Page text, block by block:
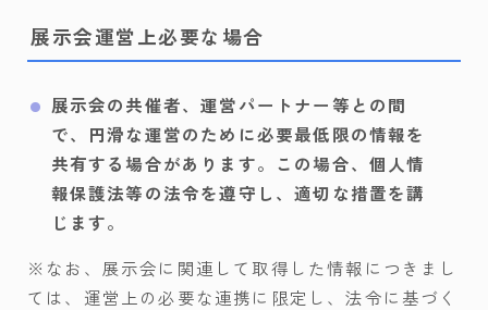
展示会運営上必要な場合
展示会の共催者、運営パートナー等との間
で、円滑な運営のために必要最低限の情報を
共有する場合があります。この場合、個人情
報保護法等の法令を遵守し、適切な措置を講
じます。
※なお、展示会に関連して取得した情報につきまし
ては、運営上の必要な連携に限定し、法令に基づく